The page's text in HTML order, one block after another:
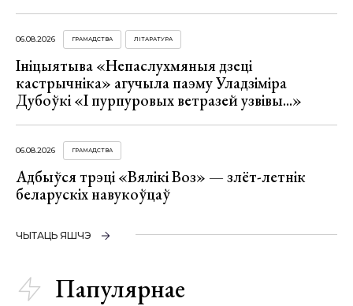
06.08.2026 ГРАМАДСТВА ЛІТАРАТУРА
Ініцыятыва «Непаслухмяныя дзеці
кастрычніка» агучыла паэму Уладзіміра
Дубоўкі «І пурпуровых ветразей узвівы...»
06.08.2026 ГРАМАДСТВА
Адбыўся трэці «Вялікі Воз» — злёт-летнік
беларускіх навукоўцаў
ЧЫТАЦЬ ЯШЧЭ
Папулярнае